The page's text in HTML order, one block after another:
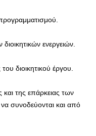
ενεργειών.
διοικητικού έργου.
της επάρκειας των
συνοδεύονται και από